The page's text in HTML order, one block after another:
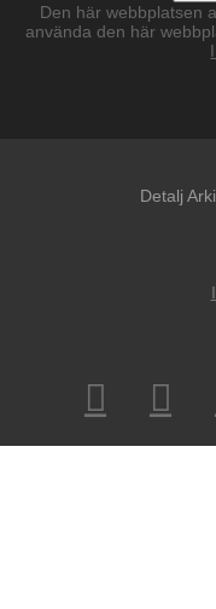
Den här webbplatsen
använda den här
Detalj